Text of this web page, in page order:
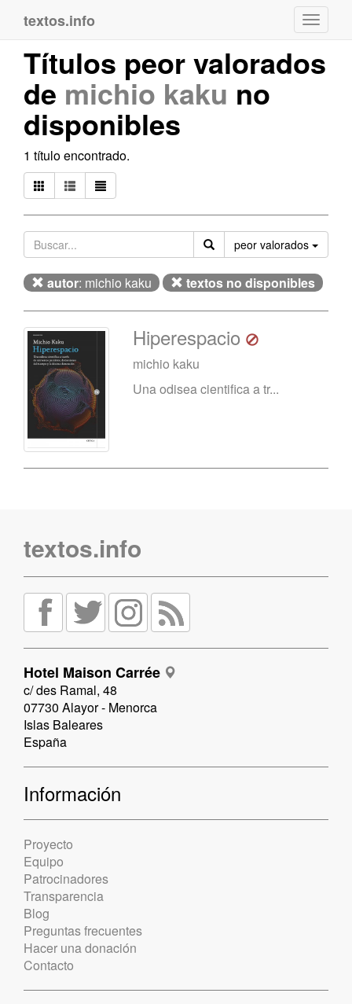
textos.info
Títulos peor valorados
de michio kaku no
disponibles
1 título encontrado.
peor valorados
autor: michio kaku textos no disponibles
Hiperespacio
michio kaku
Una odisea cientifica a tr...
textos.info
Hotel Maison Carrée
c/ des Ramal, 48
07730 Alayor - Menorca
Islas Baleares
España
Información
Proyecto
Equipo
Patrocinadores
Transparencia
Blog
Preguntas frecuentes
Hacer una donación
Contacto